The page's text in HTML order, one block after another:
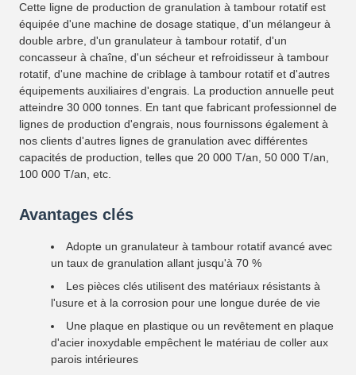
Cette ligne de production de granulation à tambour rotatif est
équipée d'une machine de dosage statique, d'un mélangeur à
double arbre, d'un granulateur à tambour rotatif, d'un
concasseur à chaîne, d'un sécheur et refroidisseur à tambour
rotatif, d'une machine de criblage à tambour rotatif et d'autres
équipements auxiliaires d'engrais. La production annuelle peut
atteindre 30 000 tonnes. En tant que fabricant professionnel de
lignes de production d'engrais, nous fournissons également à
nos clients d'autres lignes de granulation avec différentes
capacités de production, telles que 20 000 T/an, 50 000 T/an,
100 000 T/an, etc.
Avantages clés
Adopte un granulateur à tambour rotatif avancé avec
un taux de granulation allant jusqu'à 70 %
Les pièces clés utilisent des matériaux résistants à
l'usure et à la corrosion pour une longue durée de vie
Une plaque en plastique ou un revêtement en plaque
d'acier inoxydable empêchent le matériau de coller aux
parois intérieures